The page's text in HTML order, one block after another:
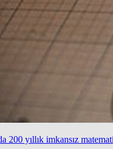
200 yıllık imkansız